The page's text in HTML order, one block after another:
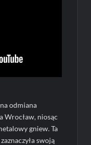
odmiana
Wrocław, niosąc
gniew. Ta
swoją